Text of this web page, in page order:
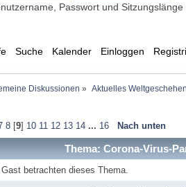
Passwort und Sitzungslänge
Suche Kalender Einloggen
Diskussionen » Aktuelles
8[9] 10 11 12 13 14 ... 16 Nach unten
Thema: Corona-Virus-
betrachten dieses Thema.